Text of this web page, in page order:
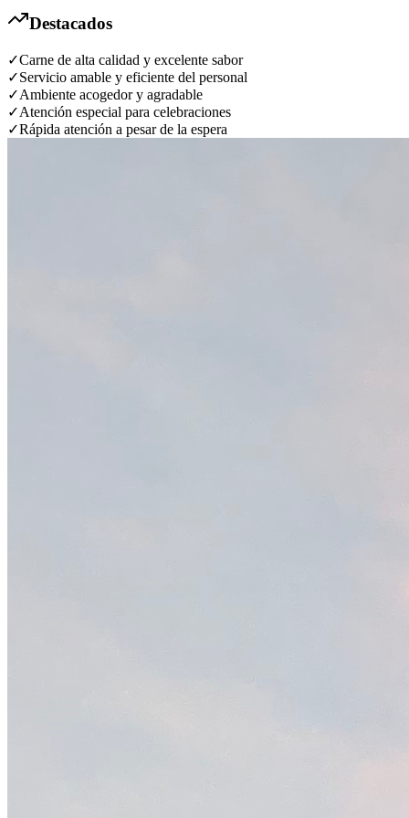
Destacados
✓Carne de alta calidad y excelente sabor
✓Servicio amable y eficiente del personal
✓Ambiente acogedor y agradable
✓Atención especial para celebraciones
✓Rápida atención a pesar de la espera